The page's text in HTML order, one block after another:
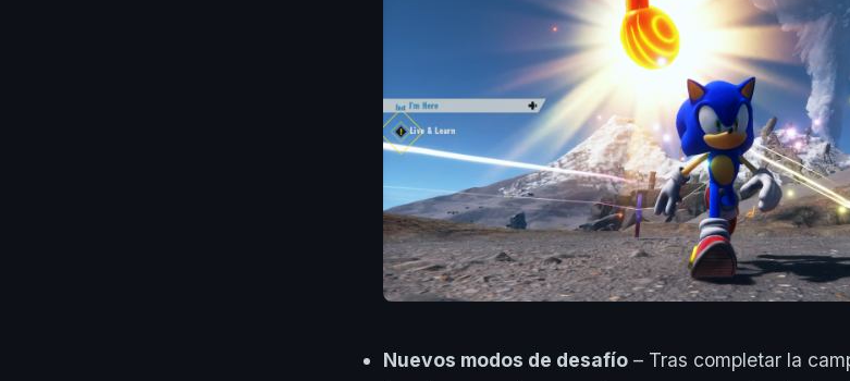
Nuevos modos de desafío – Tras completar la